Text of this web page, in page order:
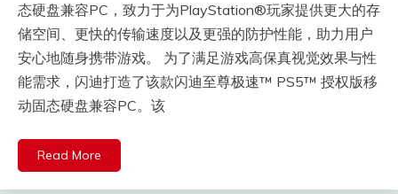
态硬盘兼容PC，致力于为PlayStation®玩家提供更大的存
储空间、更快的传输速度以及更强的防护性能，助力用户
安心地随身携带游戏。 为了满足游戏高保真视觉效果与性
能需求，闪迪打造了该款闪迪至尊极速™ PS5™ 授权版移
动固态硬盘兼容PC。该
Read More